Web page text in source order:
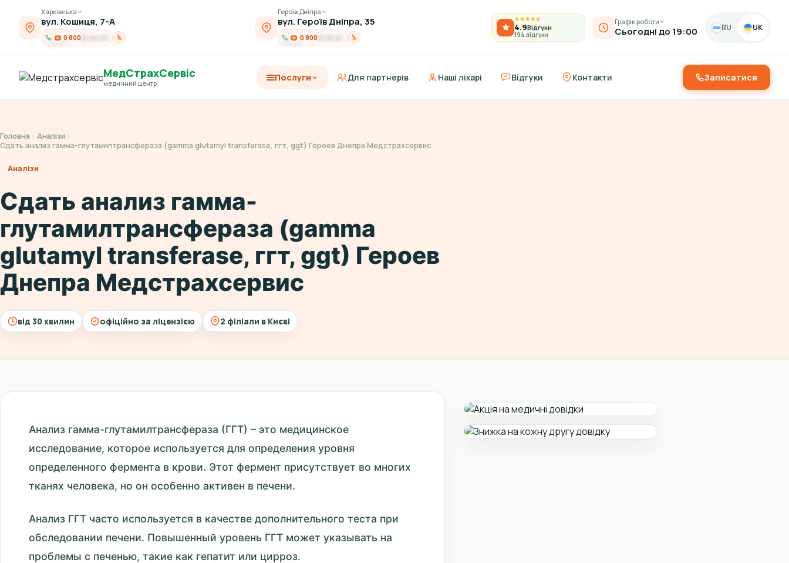
Харківська
вул. Кошиця, 7-А
0 800
Героїв Дніпра
вул. Героїв Дніпра, 35
0 80021-91-03
★★★★★
4.9Відгуки
194 відгуки
Графік роботи
Сьогодні до 19:00 RU UK
МедСтрахСервіс
медичний центр
Послуги Для партнерів Наші лікарі Відгуки Контакти Записатися
Головна
Аналізи
Сдать анализ гамма-глутамилтрансфераза (gamma glutamyl transferase, ггт, ggt) Героев Днепра Медстрахсервис
Аналізи
Сдать анализ гамма-
глутамилтрансфераза (gamma
glutamyl transferase, ггт, ggt) Героев
Днепра Медстрахсервис
від 30 хвилин офіційно за ліцензією 2 філіали в Києві
Анализ гамма-глутамилтрансфераза (ГГТ) – это медицинское
исследование, которое используется для определения уровня
определенного фермента в крови. Этот фермент присутствует во многих
тканях человека, но он особенно активен в печени.
Анализ ГГТ часто используется в качестве дополнительного теста при
обследовании печени. Повышенный уровень ГГТ может указывать на
проблемы с печенью, такие как гепатит или цирроз.